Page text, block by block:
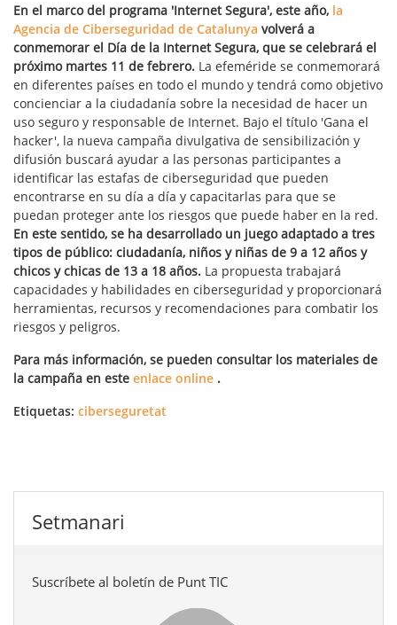
En el marco del programa 'Internet Segura', este año, la
Agencia de Ciberseguridad de Catalunya volverá a
conmemorar el Día de la Internet Segura, que se celebrará el
próximo martes 11 de febrero. La efeméride se conmemorará
en diferentes países en todo el mundo y tendrá como objetivo
concienciar a la ciudadanía sobre la necesidad de hacer un
uso seguro y responsable de Internet. Bajo el título 'Gana el
hacker', la nueva campaña divulgativa de sensibilización y
difusión buscará ayudar a las personas participantes a
identificar las estafas de ciberseguridad que pueden
encontrarse en su día a día y capacitarlas para que se
puedan proteger ante los riesgos que puede haber en la red.
En este sentido, se ha desarrollado un juego adaptado a tres
tipos de público: ciudadanía, niños y niñas de 9 a 12 años y
chicos y chicas de 13 a 18 años. La propuesta trabajará
capacidades y habilidades en ciberseguridad y proporcionará
herramientas, recursos y recomendaciones para combatir los
riesgos y peligros.
Para más información, se pueden consultar los materiales de
la campaña en este enlace online .
Etiquetas: ciberseguretat
Setmanari
Suscríbete al boletín de Punt TIC